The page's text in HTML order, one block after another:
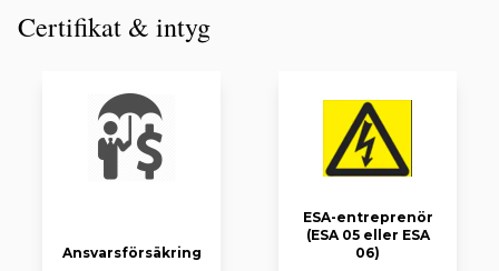
Certifikat & intyg
Ansvarsförsäkring
ESA-entreprenör
(ESA 05 eller ESA
06)